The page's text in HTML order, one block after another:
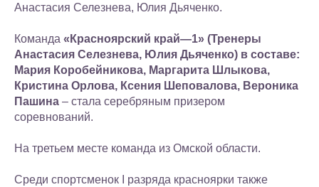
Анастасия Селезнева, Юлия Дьяченко.
Команда «Красноярский край—1» (Тренеры
Анастасия Селезнева, Юлия Дьяченко) в составе:
Мария Коробейникова, Маргарита Шлыкова,
Кристина Орлова, Ксения Шеповалова, Вероника
Пашина – стала серебряным призером
соревнований.
На третьем месте команда из Омской области.
Среди спортсменок I разряда красноярки также